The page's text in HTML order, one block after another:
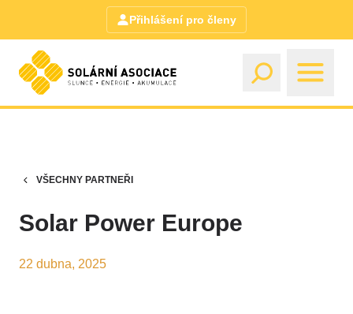
Přihlášení pro členy
VŠECHNY PARTNEŘI
Solar Power Europe
22 dubna, 2025